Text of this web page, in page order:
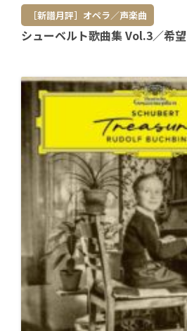
［新譜月評］オペラ／声楽曲
シューベルト歌曲集 Vol.3／希望